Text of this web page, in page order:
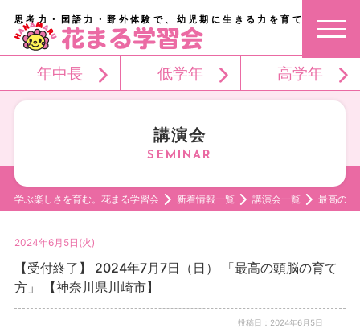
思考力・国語力・野外体験で、幼児期に生きる力を育てる。
年中長 低学年 高学年
講演会
学ぶ楽しさを育む。花まる学習会 新着情報一覧 講演会一覧 最高の頭
2024年6月5日(火)
【受付終了】 2024年7月7日（日） 「最高の頭脳の育て
方」 【神奈川県川崎市】
投稿日：2024年6月5日